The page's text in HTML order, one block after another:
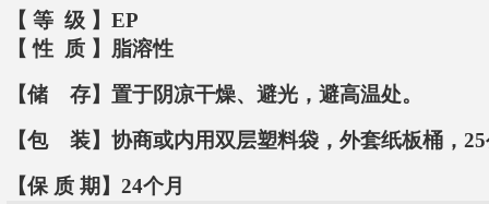
【 等 级 】EP
【 性 质 】脂溶性
【储 存】置于阴凉干燥、避光，避高温处。
【包 装】协商或内用双层塑料袋，外套纸板桶，
【保 质 期】24个月